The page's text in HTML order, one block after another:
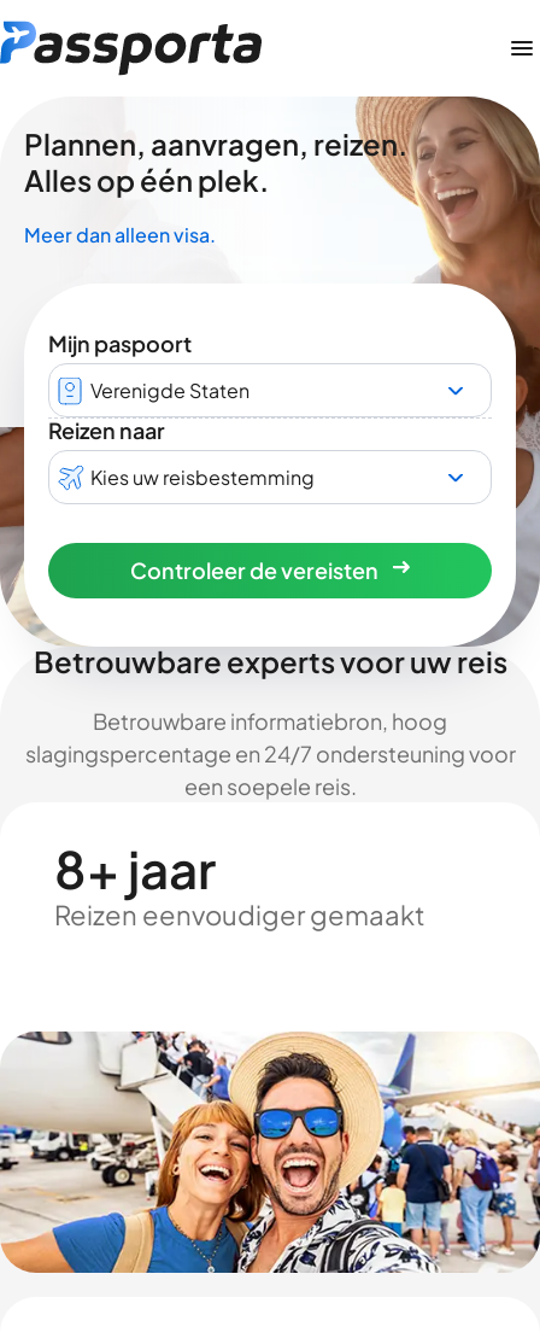
Plannen, aanvragen, reizen.
Alles op één plek.
Meer dan alleen visa.
Mijn paspoort
Verenigde Staten
Reizen naar
Kies uw reisbestemming
Controleer de vereisten
Betrouwbare experts voor uw reis
Betrouwbare informatiebron, hoog
slagingspercentage en 24/7 ondersteuning voor
een soepele reis.
8+ jaar
Reizen eenvoudiger gemaakt